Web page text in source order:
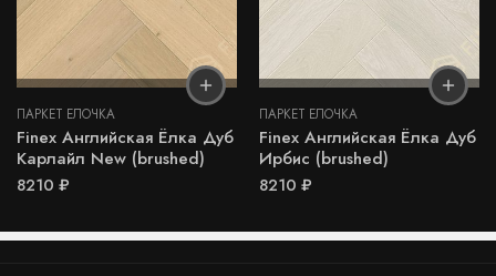
ПАРКЕТ ЕЛОЧКА
Finex Английская Ёлка Дуб
Карлайл New (brushed)
8210 ₽
ПАРКЕТ ЕЛОЧКА
Finex Английская Ёлка Дуб
Ирбис (brushed)
8210 ₽